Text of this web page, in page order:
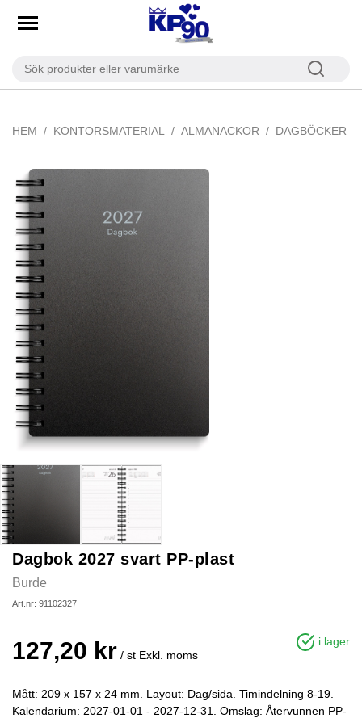
HEM KONTORSMATERIAL ALMANACKOR DAGBÖCKER
Dagbok 2027 svart PP-plast
Burde
Art.nr: 91102327
127,20 kr / st Exkl. moms
i lager
Mått: 209 x 157 x 24 mm. Layout: Dag/sida. Timindelning 8-19.
Kalendarium: 2027-01-01 - 2027-12-31. Omslag: Återvunnen PP-